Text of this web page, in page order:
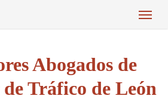
Menu
Abogados de
Tráfico de León